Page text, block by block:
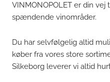
VINMONOPOLET er din
spændende vinområder.
Du har selvfølgelig altid
køber fra vores store
Silkeborg leverer vi altid